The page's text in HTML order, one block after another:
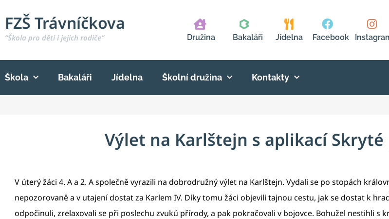
FZŠ Trávníčkova
“Škola pro děti i jejich rodiče“ Družina Bakaláři Jídelna Facebook
Škola Bakaláři Jídelna Školní družina Kontakty
Výlet na Karlštejn s aplikací
V úterý žáci 4. A a 2. A společně vyrazili na dobrodružný výlet na Karlštejn. Vydali se po stopách
nepozorovaně a v utajení dostat za Karlem IV. Díky tomu žáci objevili tajnou cestu, jak se dostat k
odpočinuli, zrelaxovali se při poslechu zvuků přírody, a pak pokračovali v bojovce. Bohužel nestihli s